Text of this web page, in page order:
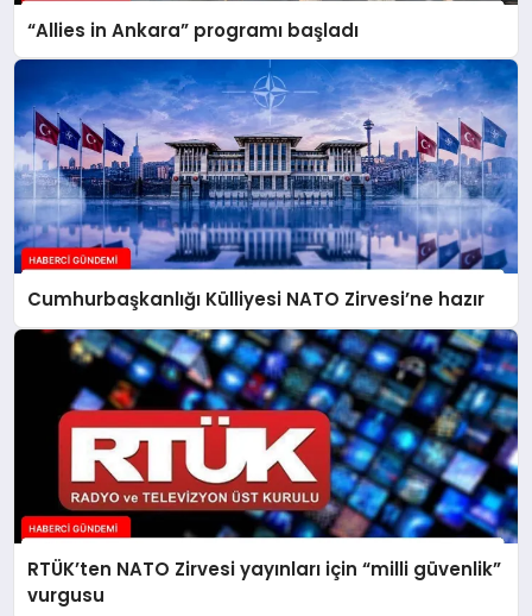
“Allies in Ankara” programı başladı
Cumhurbaşkanlığı Külliyesi NATO Zirvesi’ne hazır
RTÜK’ten NATO Zirvesi yayınları için “milli güvenlik”
vurgusu